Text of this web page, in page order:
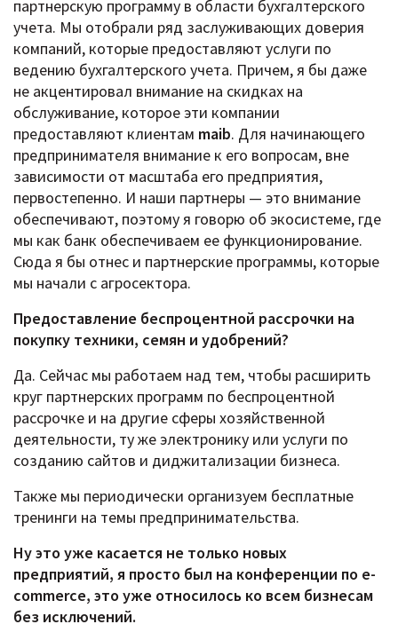
партнерскую программу в области бухгалтерского
учета. Мы отобрали ряд заслуживающих доверия
компаний, которые предоставляют услуги по
ведению бухгалтерского учета. Причем, я бы даже
не акцентировал внимание на скидках на
обслуживание, которое эти компании
предоставляют клиентам maib. Для начинающего
предпринимателя внимание к его вопросам, вне
зависимости от масштаба его предприятия,
первостепенно. И наши партнеры — это внимание
обеспечивают, поэтому я говорю об экосистеме, где
мы как банк обеспечиваем ее функционирование.
Сюда я бы отнес и партнерские программы, которые
мы начали с агросектора.
Предоставление беспроцентной рассрочки на
покупку техники, семян и удобрений?
Да. Сейчас мы работаем над тем, чтобы расширить
круг партнерских программ по беспроцентной
рассрочке и на другие сферы хозяйственной
деятельности, ту же электронику или услуги по
созданию сайтов и диджитализации бизнеса.
Также мы периодически организуем бесплатные
тренинги на темы предпринимательства.
Ну это уже касается не только новых
предприятий, я просто был на конференции по e-
commerce, это уже относилось ко всем бизнесам
без исключений.